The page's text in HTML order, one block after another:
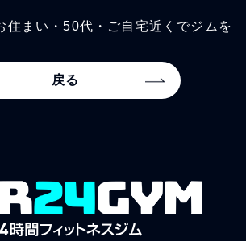
住まい・50代・ご自宅近くでジムを
戻る